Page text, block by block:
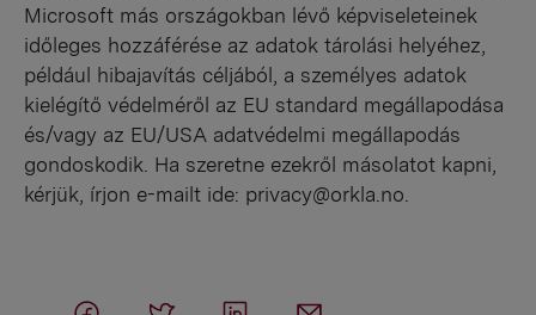
Microsoft más országokban lévő képviseleteinek
időleges hozzáférése az adatok tárolási helyéhez,
például hibajavítás céljából, a személyes adatok
kielégítő védelméről az EU standard megállapodása
és/vagy az EU/USA adatvédelmi megállapodás
gondoskodik. Ha szeretne ezekről másolatot kapni,
kérjük, írjon e-mailt ide: privacy@orkla.no